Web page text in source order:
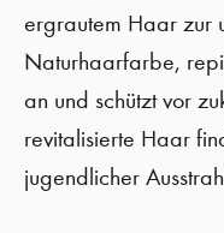
ergrautem Haar zur
Naturhaarfarbe,
an und schützt vor
revitalisierte Haar
jugendlicher